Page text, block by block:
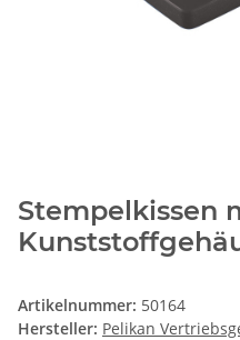
Stempelkissen
Artikelnummer: 50164
Hersteller: Pelikan